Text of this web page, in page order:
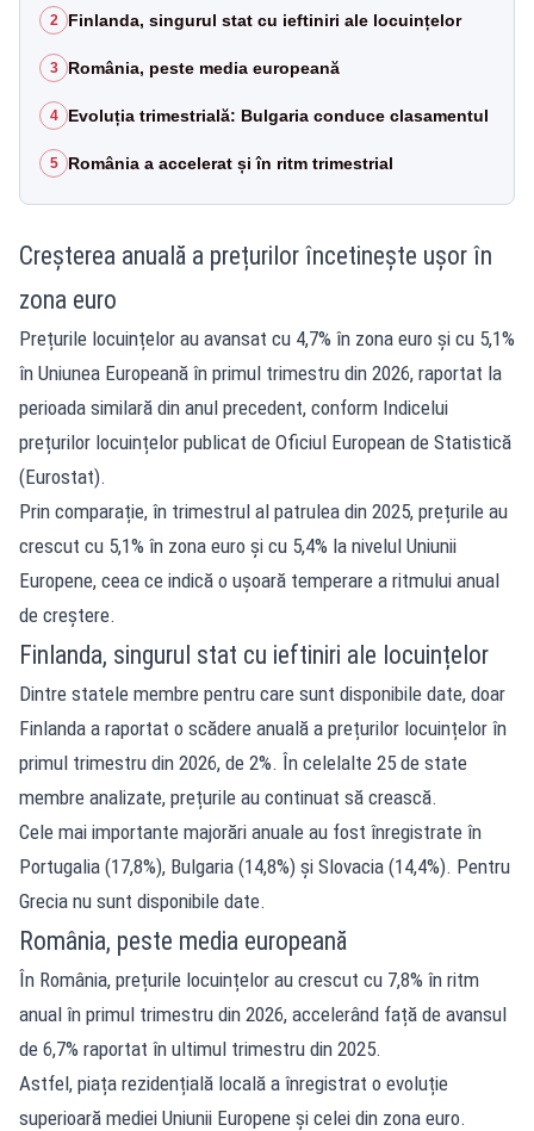
2 Finlanda, singurul stat cu ieftiniri ale locuințelor
3 România, peste media europeană
4 Evoluția trimestrială: Bulgaria conduce clasamentul
5 România a accelerat și în ritm trimestrial
Creșterea anuală a prețurilor încetinește ușor în
zona euro
Prețurile locuințelor au avansat cu 4,7% în zona euro și cu 5,1%
în Uniunea Europeană în primul trimestru din 2026, raportat la
perioada similară din anul precedent, conform Indicelui
prețurilor locuințelor publicat de Oficiul European de Statistică
(Eurostat).
Prin comparație, în trimestrul al patrulea din 2025, prețurile au
crescut cu 5,1% în zona euro și cu 5,4% la nivelul Uniunii
Europene, ceea ce indică o ușoară temperare a ritmului anual
de creștere.
Finlanda, singurul stat cu ieftiniri ale locuințelor
Dintre statele membre pentru care sunt disponibile date, doar
Finlanda a raportat o scădere anuală a prețurilor locuințelor în
primul trimestru din 2026, de 2%. În celelalte 25 de state
membre analizate, prețurile au continuat să crească.
Cele mai importante majorări anuale au fost înregistrate în
Portugalia (17,8%), Bulgaria (14,8%) și Slovacia (14,4%). Pentru
Grecia nu sunt disponibile date.
România, peste media europeană
În România, prețurile locuințelor au crescut cu 7,8% în ritm
anual în primul trimestru din 2026, accelerând față de avansul
de 6,7% raportat în ultimul trimestru din 2025.
Astfel, piața rezidențială locală a înregistrat o evoluție
superioară mediei Uniunii Europene și celei din zona euro.